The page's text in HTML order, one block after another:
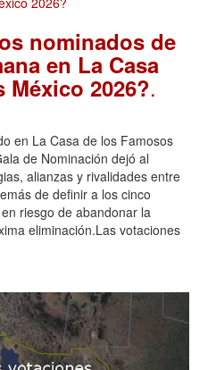
nominados de
en La Casa
2026?.
en La Casa de los Famosos
de Nominación dejó al
alianzas y rivalidades entre
de definir a los cinco
riesgo de abandonar la
eliminación.Las votaciones